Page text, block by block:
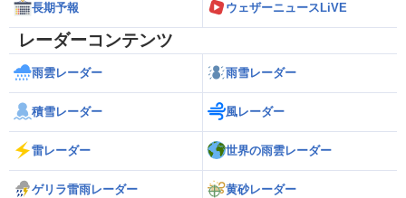
長期予報 ウェザーニュースLiVE
レーダーコンテンツ
雨雲レーダー 雨雪レーダー
積雪レーダー 風レーダー
雷レーダー 世界の雨雲レーダー
ゲリラ雷雨レーダー 黄砂レーダー